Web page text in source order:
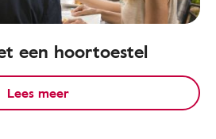
een hoortoestel
Lees meer